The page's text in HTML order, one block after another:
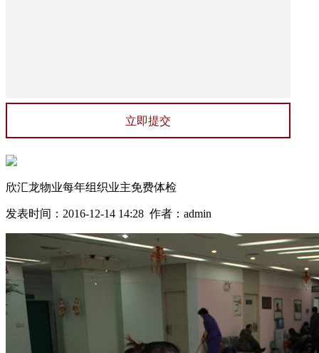
欣汇龙物业每年组织业主免费体检
发表时间：2016-12-14 14:28 作者：admin